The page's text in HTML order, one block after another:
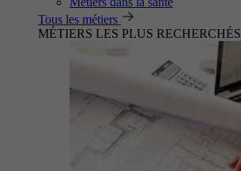
Tous les métiers
MÉTIERS LES PLUS RECHERCHÉS